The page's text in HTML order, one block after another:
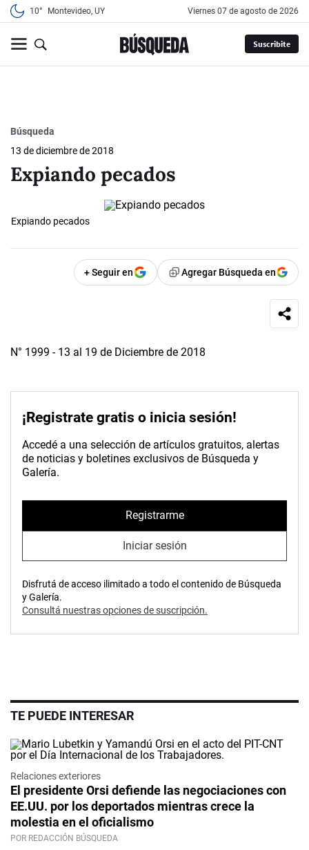
10° Montevideo, UY viernes 07 de agosto de 2026
Suscribite
Búsqueda
13 de diciembre de 2018
Expiando pecados
Expiando pecados
+ Seguir en Agregar Búsqueda en
N° 1999 - 13 al 19 de Diciembre de 2018
¡Registrate gratis o inicia sesión!
Accedé a una selección de artículos gratuitos, alertas
de noticias y boletines exclusivos de Búsqueda y
Galería.
Registrarme
Iniciar sesión
Disfrutá de acceso ilimitado a todo el contenido de Búsqueda
y Galería.
Consultá nuestras opciones de suscripción.
TE PUEDE INTERESAR
Relaciones exteriores
El presidente Orsi defiende las negociaciones con
EE.UU. por los deportados mientras crece la
molestia en el oficialismo
POR REDACCIÓN BÚSQUEDA